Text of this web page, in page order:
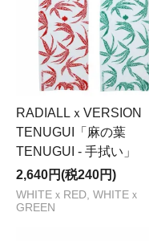
RADIALLｘVERSION
TENUGUI「麻の葉
TENUGUI - 手拭い」
2,640円(税240円)
WHITEｘRED, WHITEｘ
GREEN